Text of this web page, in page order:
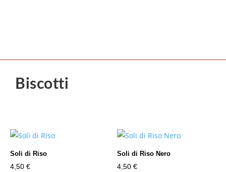
Biscotti
Soli di Riso
4,50 €
Soli di Riso Nero
4,50€